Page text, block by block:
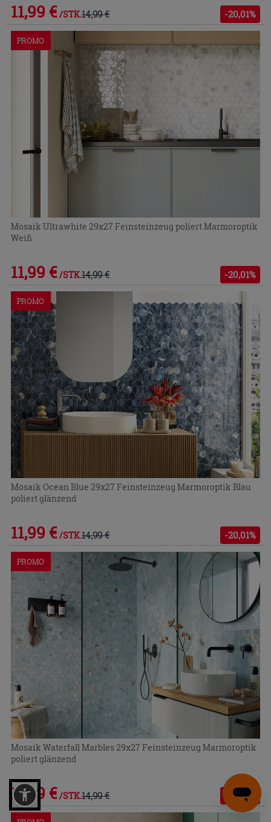
11,99 € /STK.14,99 € -20,01%
PROMO
Mosaik Ultrawhite 29x27 Feinsteinzeug poliert Marmoroptik
Weiß
11,99 € /STK.14,99 € -20,01%
PROMO
Mosaik Ocean Blue 29x27 Feinsteinzeug Marmoroptik Blau
poliert glänzend
11,99 € /STK.14,99 € -20,01%
PROMO
Mosaik Waterfall Marbles 29x27 Feinsteinzeug Marmoroptik
poliert glänzend
11,99 € /STK.14,99 € -20,01%